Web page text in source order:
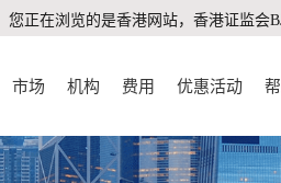
您正在浏览的是香港网站，香港证监会
市场 机构 费用 优惠活动